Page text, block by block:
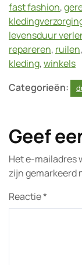
fast fashion,
levensduur
repareren, ruilen,
kleding,winkels
Categorieën:
Geef
Het e-mailadres
zijn gemarkeerd
Reactie*